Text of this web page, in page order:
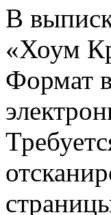
В
«Хоум
Формат